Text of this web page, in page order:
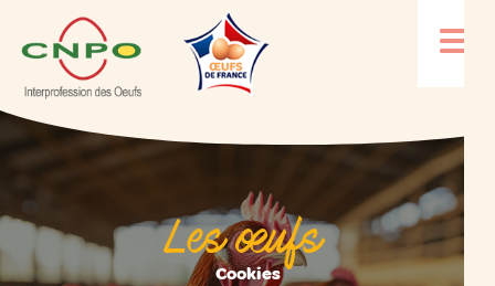
Les œufs
Cookies